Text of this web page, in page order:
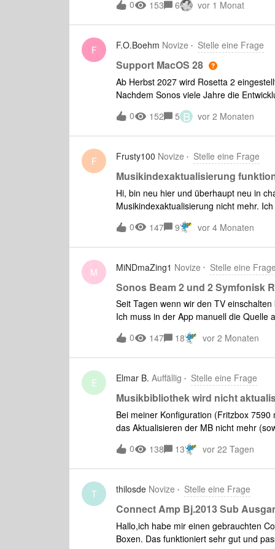
Wiedergabe nicht gestoppt habe.Bis
bzw System keine Probleme. Auch
nein - die WLAN Verbindung zu Hause
neueren Modelle auf für den S1
echt Geld rein gesteckt und es
0 153 6 vor 1 Monat
F F.O.Boehm Novize Stelle eine Frage
Support MacOS 28
Ab Herbst 2027 wird Rosetta 2
Nachdem Sonos viele Jahre die
verschlafen hat, kommt nun der harte
zur Verfügung gestellt wird??Die
für eine Info
0 152 5 B vor 2 Monaten
F Frusty100 Novize Stelle eine Frage
Musikindexaktualisierung
Hi, bin neu hier und überhaupt neu in
Musikindexaktualisierung nicht mehr.
aber die waren lösbar. Doch jetzt:Seit
Musikverzeichnis auf meiner Synology-
ohne zwischenzeitliche
Musikordner mit anderem Namen in das
Musikindexaktualisierung durchgeführt,
ich zu diesem speziellen und aktuellem
Problem seit diesem Jahr gehabt und
mal.Systemdetails:Sonos OS: S1,
Hardwarevers. 1.16.4.1-2.
0 147 9 vor 4 Monaten
M MiNDmaZing1 Novize Stelle eine Frage
Sonos Beam 2 und 2 Symfonisk
Seit Tagen wenn wir den TV
Ich muss in der App manuell die
muss die Gruppe bunt durch anhaken
Ebenfalls habe ich schon 3 mal alles
Regler in der App mehr hatten? Der
fernsehen. Obwohl ich alles extra noch
geht mir das auf den Geist alles, ich
Arbeit. Kein Tag wo meine Frau nicht
0 147 18 vor 2 Monaten
E Elmar B. Auffällig Stelle eine Frage
Musikbibliothek wird nicht
Bei meiner Konfiguration (Fritzbox
das Aktualisieren der MB nicht mehr
Musiktitel, die physikalisch am Stick
probieren?
0 138 13 vor 22 Tagen
T thilosde Novize Stelle eine Frage
Connect Amp Bj.2013 Sub
Hallo,ich habe mir einen gebrauchten
Boxen. Das funktioniert sehr gut und